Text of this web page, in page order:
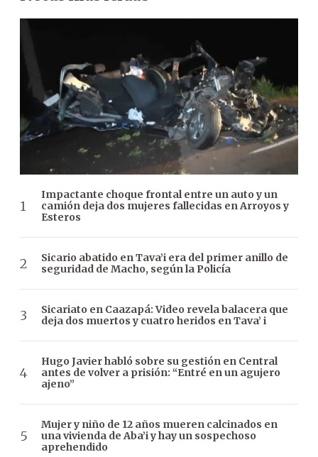
Impactante choque frontal entre un auto y un
camión deja dos mujeres fallecidas en Arroyos y
Esteros
Sicario abatido en Tava’i era del primer anillo de
seguridad de Macho, según la Policía
Sicariato en Caazapá: Video revela balacera que
deja dos muertos y cuatro heridos en Tava’ i
Hugo Javier habló sobre su gestión en Central
antes de volver a prisión: “Entré en un agujero
ajeno”
Mujer y niño de 12 años mueren calcinados en
una vivienda de Aba’i y hay un sospechoso
aprehendido